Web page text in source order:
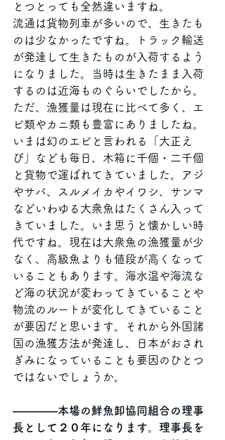
とつとっても全然違いますね。
流通は貨物列車が多いので、生きたも
のは少なかったですね。トラック輸送
が発達して生きたものが入荷するよう
になりました。当時は生きたまま入荷
するのは近海ものぐらいでしたから。
ただ、漁獲量は現在に比べて多く、エ
ビ類やカニ類も豊富にありましたね。
いまは幻のエビと言われる「大正え
び」なども毎日、木箱に千個・二千個
と貨物で運ばれてきていました。アジ
やサバ、スルメイカやイワシ、サンマ
などいわゆる大衆魚はたくさん入って
きていました。いま思うと懐かしい時
代ですね。現在は大衆魚の漁獲量が少
なく、高級魚よりも値段が高くなって
いることもあります。海水温や海流な
ど海の状況が変わってきていることや
物流のルートが変化してきていること
が要因だと思います。それから外国諸
国の漁獲方法が発達し、日本がおされ
ぎみになっていることも要因のひとつ
ではないでしょうか。
――――本場の鮮魚卸協同組合の理事
長として２０年になります。理事長を